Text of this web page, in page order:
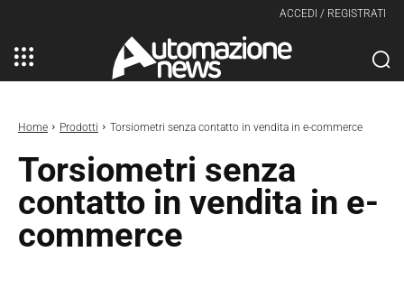
ACCEDI / REGISTRATI
Home Prodotti Torsiometri senza contatto in vendita in e-commerce
Torsiometri senza
contatto in vendita in e-
commerce